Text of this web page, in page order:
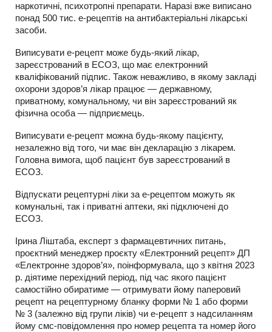
наркотичні, психотропні препарати. Наразі вже виписано
понад 500 тис. е-рецептів на антибактеріальні лікарські
засоби.
Виписувати е-рецепт може будь-який лікар,
зареєстрований в ЕСОЗ, що має електронний
кваліфікований підпис. Також неважливо, в якому закладі
охорони здоров’я лікар працює — державному,
приватному, комунальному, чи він зареєстрований як
фізична особа — підприємець.
Виписувати е-рецепт можна будь-якому пацієнту,
незалежно від того, чи має він декларацію з лікарем.
Головна вимога, щоб пацієнт був зареєстрований в
ЕСОЗ.
Відпускати рецептурні ліки за е-рецептом можуть як
комунальні, так і приватні аптеки, які підключені до
ЕСОЗ.
Ірина Ліштаба, експерт з фармацевтичних питань,
проєктний менеджер проєкту «Електронний рецепт» ДП
«Електронне здоров’я», поінформувала, що з квітня 2023
р. діятиме перехідний період, під час якого пацієнт
самостійно обиратиме — отримувати йому паперовий
рецепт на рецептурному бланку форми № 1 або форми
№ 3 (залежно від групи ліків) чи е-рецепт з надсиланням
йому смс-повідомлення про номер рецепта та номер його